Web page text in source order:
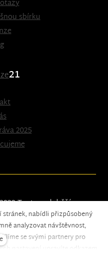
sbírku
21
2025
Tento web běží na
nabídli přizpůsobený
analyzovat návštěvnost,
se svými partnery pro
nastavení upravíte odkazem